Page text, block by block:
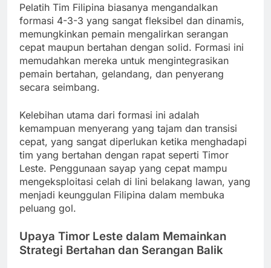
Pelatih Tim Filipina biasanya mengandalkan
formasi 4-3-3 yang sangat fleksibel dan dinamis,
memungkinkan pemain mengalirkan serangan
cepat maupun bertahan dengan solid. Formasi ini
memudahkan mereka untuk mengintegrasikan
pemain bertahan, gelandang, dan penyerang
secara seimbang.
Kelebihan utama dari formasi ini adalah
kemampuan menyerang yang tajam dan transisi
cepat, yang sangat diperlukan ketika menghadapi
tim yang bertahan dengan rapat seperti Timor
Leste. Penggunaan sayap yang cepat mampu
mengeksploitasi celah di lini belakang lawan, yang
menjadi keunggulan Filipina dalam membuka
peluang gol.
Upaya Timor Leste dalam Memainkan
Strategi Bertahan dan Serangan Balik